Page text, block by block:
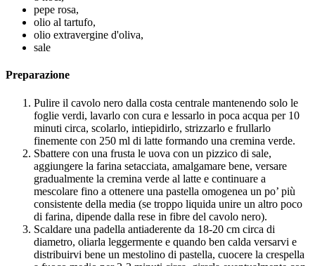
pepe rosa,
olio al tartufo,
olio extravergine d'oliva,
sale
Preparazione
Pulire il cavolo nero dalla costa centrale mantenendo solo le
foglie verdi, lavarlo con cura e lessarlo in poca acqua per 10
minuti circa, scolarlo, intiepidirlo, strizzarlo e frullarlo
finemente con 250 ml di latte formando una cremina verde.
Sbattere con una frusta le uova con un pizzico di sale,
aggiungere la farina setacciata, amalgamare bene, versare
gradualmente la cremina verde al latte e continuare a
mescolare fino a ottenere una pastella omogenea un po’ più
consistente della media (se troppo liquida unire un altro poco
di farina, dipende dalla rese in fibre del cavolo nero).
Scaldare una padella antiaderente da 18-20 cm circa di
diametro, oliarla leggermente e quando ben calda versarvi e
distribuirvi bene un mestolino di pastella, cuocere la crespella